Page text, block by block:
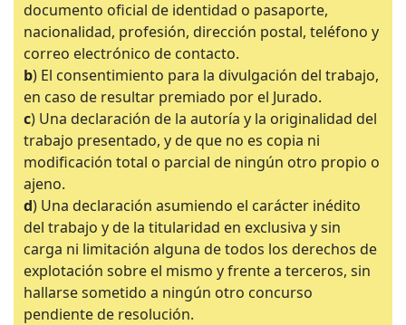
documento oficial de identidad o pasaporte,
nacionalidad, profesión, dirección postal, teléfono y
correo electrónico de contacto.
b) El consentimiento para la divulgación del trabajo,
en caso de resultar premiado por el Jurado.
c) Una declaración de la autoría y la originalidad del
trabajo presentado, y de que no es copia ni
modificación total o parcial de ningún otro propio o
ajeno.
d) Una declaración asumiendo el carácter inédito
del trabajo y de la titularidad en exclusiva y sin
carga ni limitación alguna de todos los derechos de
explotación sobre el mismo y frente a terceros, sin
hallarse sometido a ningún otro concurso
pendiente de resolución.